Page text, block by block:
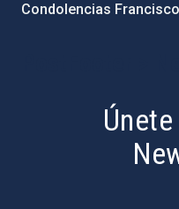
Condolencias